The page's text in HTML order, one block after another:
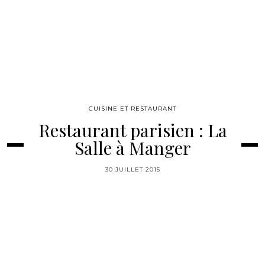
CUISINE ET RESTAURANT
Restaurant parisien : La
Salle à Manger
30 JUILLET 2015